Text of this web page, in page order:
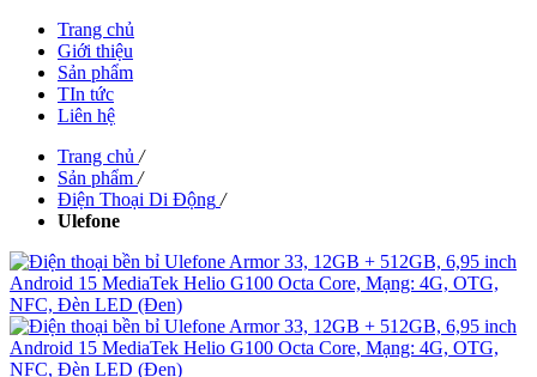
Trang chủ
Giới thiệu
Sản phẩm
TIn tức
Liên hệ
Trang chủ /
Sản phẩm /
Điện Thoại Di Động /
Ulefone